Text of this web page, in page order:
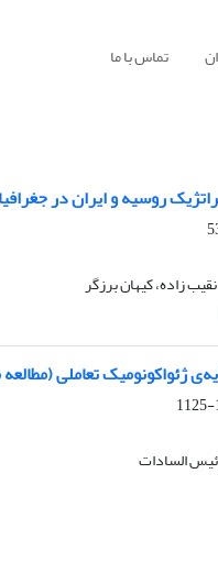
تماس با ما
روسیه و ایران در
زاده، کیهان برزگر
ژئواکونومیک تعاملی
السادات